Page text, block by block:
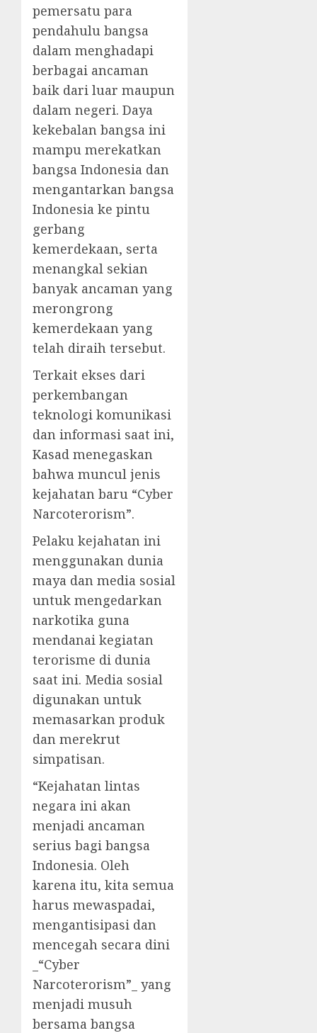
pemersatu para
pendahulu bangsa
dalam menghadapi
berbagai ancaman
baik dari luar maupun
dalam negeri. Daya
kekebalan bangsa ini
mampu merekatkan
bangsa Indonesia dan
mengantarkan bangsa
Indonesia ke pintu
gerbang
kemerdekaan, serta
menangkal sekian
banyak ancaman yang
merongrong
kemerdekaan yang
telah diraih tersebut.
Terkait ekses dari
perkembangan
teknologi komunikasi
dan informasi saat ini,
Kasad menegaskan
bahwa muncul jenis
kejahatan baru “Cyber
Narcoterorism”.
Pelaku kejahatan ini
menggunakan dunia
maya dan media sosial
untuk mengedarkan
narkotika guna
mendanai kegiatan
terorisme di dunia
saat ini. Media sosial
digunakan untuk
memasarkan produk
dan merekrut
simpatisan.
“Kejahatan lintas
negara ini akan
menjadi ancaman
serius bagi bangsa
Indonesia. Oleh
karena itu, kita semua
harus mewaspadai,
mengantisipasi dan
mencegah secara dini
_“Cyber
Narcoterorism”_ yang
menjadi musuh
bersama bangsa